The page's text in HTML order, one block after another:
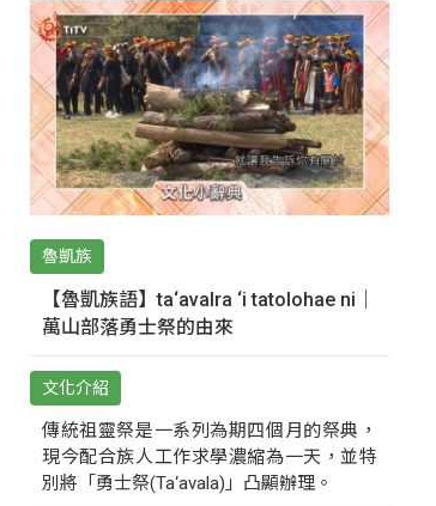
魯凱族
【魯凱族語】ta‘avalra ‘i tatolohae ni｜
萬山部落勇士祭的由來
文化介紹
傳統祖靈祭是一系列為期四個月的祭典，
現今配合族人工作求學濃縮為一天，並特
別將「勇士祭(Ta‘avala)」凸顯辦理。